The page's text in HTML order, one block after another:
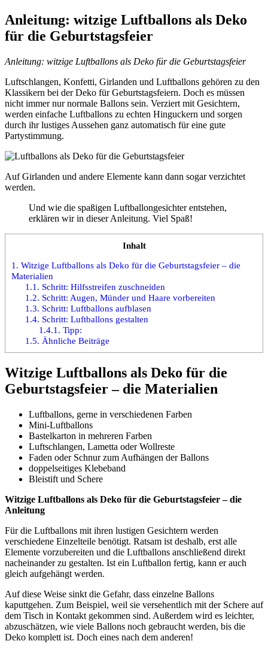
Anleitung: witzige Luftballons als Deko
für die Geburtstagsfeier
Anleitung: witzige Luftballons als Deko für die Geburtstagsfeier
Luftschlangen, Konfetti, Girlanden und Luftballons gehören zu den
Klassikern bei der Deko für Geburtstagsfeiern. Doch es müssen
nicht immer nur normale Ballons sein. Verziert mit Gesichtern,
werden einfache Luftballons zu echten Hinguckern und sorgen
durch ihr lustiges Aussehen ganz automatisch für eine gute
Partystimmung.
Auf Girlanden und andere Elemente kann dann sogar verzichtet
werden.
Und wie die spaßigen Luftballongesichter entstehen,
erklären wir in dieser Anleitung. Viel Spaß!
Inhalt
1. Witzige Luftballons als Deko für die Geburtstagsfeier – die
Materialien
1.1. Schritt: Hilfsstreifen zuschneiden
1.2. Schritt: Augen, Münder und Haare vorbereiten
1.3. Schritt: Luftballons aufblasen
1.4. Schritt: Luftballons gestalten
1.4.1. Tipp:
1.5. Ähnliche Beiträge
Witzige Luftballons als Deko für die
Geburtstagsfeier – die Materialien
Luftballons, gerne in verschiedenen Farben
Mini-Luftballons
Bastelkarton in mehreren Farben
Luftschlangen, Lametta oder Wollreste
Faden oder Schnur zum Aufhängen der Ballons
doppelseitiges Klebeband
Bleistift und Schere
Witzige Luftballons als Deko für die Geburtstagsfeier – die
Anleitung
Für die Luftballons mit ihren lustigen Gesichtern werden
verschiedene Einzelteile benötigt. Ratsam ist deshalb, erst alle
Elemente vorzubereiten und die Luftballons anschließend direkt
nacheinander zu gestalten. Ist ein Luftballon fertig, kann er auch
gleich aufgehängt werden.
Auf diese Weise sinkt die Gefahr, dass einzelne Ballons
kaputtgehen. Zum Beispiel, weil sie versehentlich mit der Schere auf
dem Tisch in Kontakt gekommen sind. Außerdem wird es leichter,
abzuschätzen, wie viele Ballons noch gebraucht werden, bis die
Deko komplett ist. Doch eines nach dem anderen!